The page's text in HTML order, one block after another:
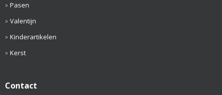
Pasen
Valentijn
Kinderartikelen
Kerst
Contact